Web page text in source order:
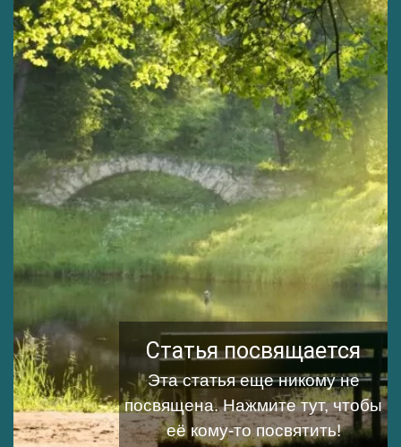
Статья посвящается
Эта статья еще никому не
посвящена.Нажмите тут, чтобы
её кому-то посвятить!